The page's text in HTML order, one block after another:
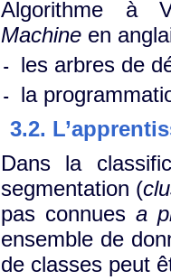
Algorithme à
Machine en
- les arbres de
- la
3.2.
Dans la
segmentation (
pas connuesa
ensemble de
de classes peut